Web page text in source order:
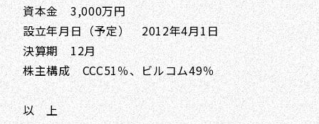
資本金 3,000万円
設立年月日（予定） 2012年4月1日
決算期 12月
株主構成 CCC51％、ビルコム49％
以 上